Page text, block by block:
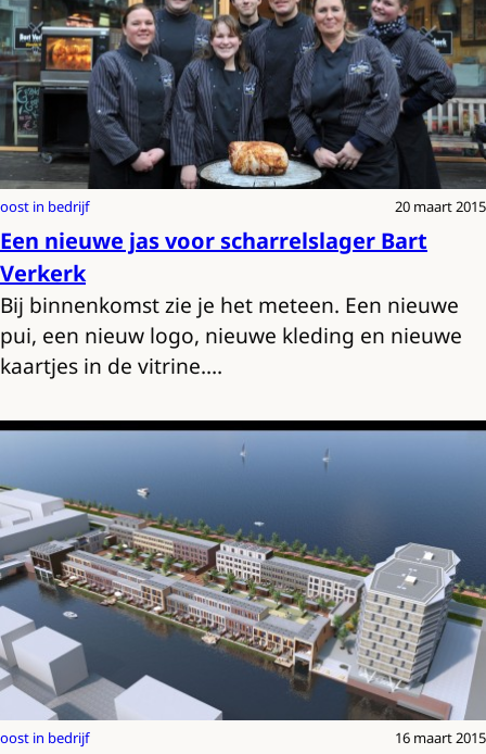
oost in bedrijf 20 maart 2015
Een nieuwe jas voor scharrelslager Bart
Verkerk
Bij binnenkomst zie je het meteen. Een nieuwe
pui, een nieuw logo, nieuwe kleding en nieuwe
kaartjes in de vitrine.…
oost in bedrijf 16 maart 2015